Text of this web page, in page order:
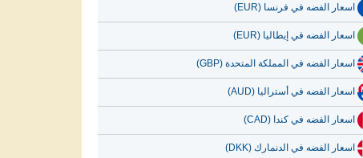
اسعار الفضه في فرنسا (EUR)
اسعار الفضه في إيطاليا (EUR)
اسعار الفضه في المملكة المتحدة (GBP)
اسعار الفضه في أستراليا (AUD)
اسعار الفضه في كندا (CAD)
اسعار الفضه في الدنمارك (DKK)